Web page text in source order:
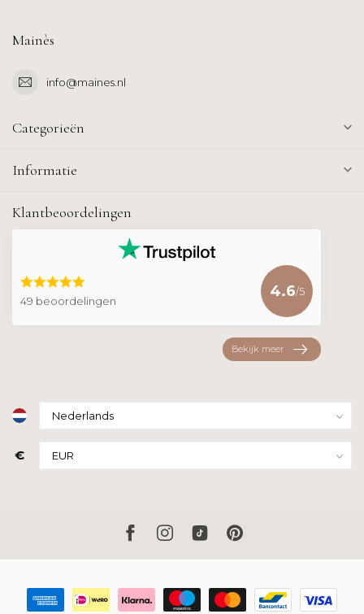
Mainès
info@maines.nl
Categorieën
Informatie
Klantbeoordelingen
49 beoordelingen
4.6/5
Bekijk meer
€